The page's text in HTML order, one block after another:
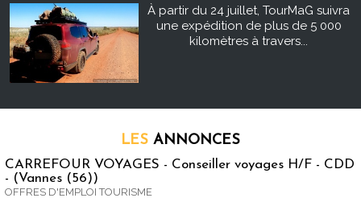
À partir du 24 juillet, TourMaG suivra
une expédition de plus de 5 000
kilomètres à travers...
LES ANNONCES
CARREFOUR VOYAGES - Conseiller voyages H/F - CDD
- (Vannes (56))
OFFRES D'EMPLOI TOURISME